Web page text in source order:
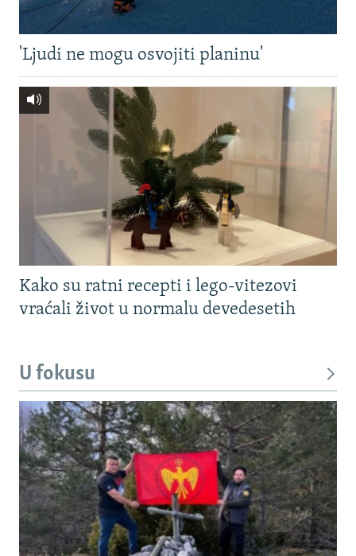
'Ljudi ne mogu osvojiti planinu'
Kako su ratni recepti i lego-vitezovi
vraćali život u normalu devedesetih
U fokusu